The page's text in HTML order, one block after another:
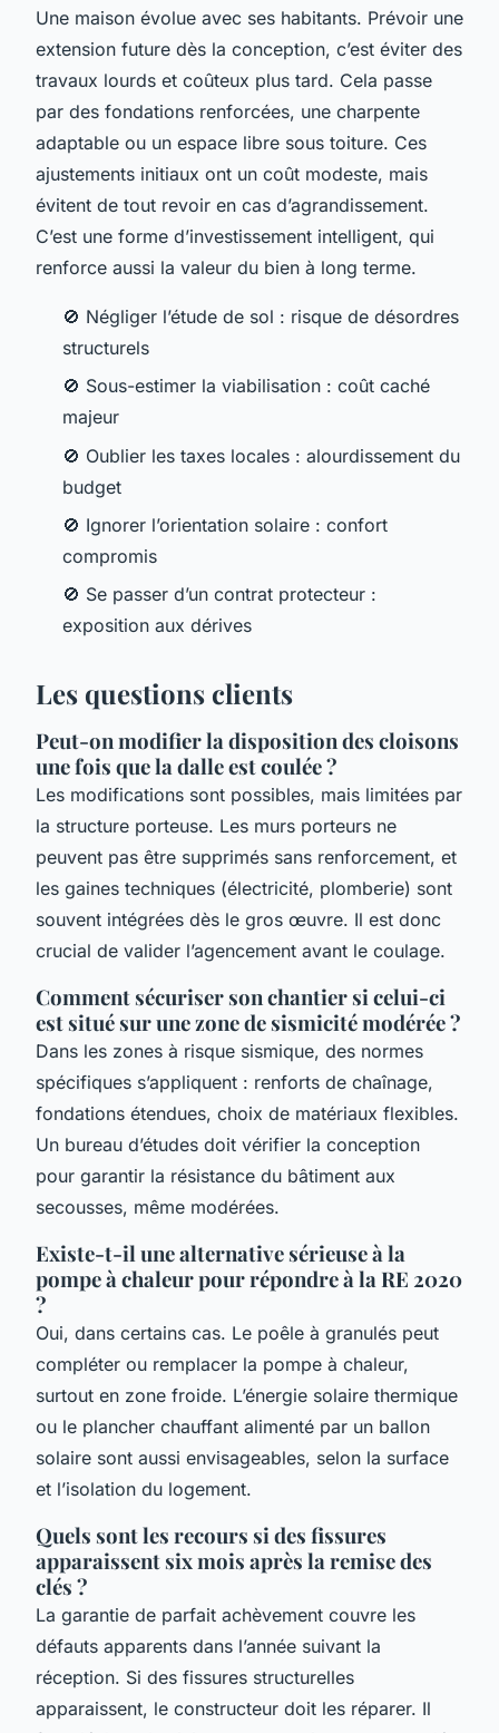
Une maison évolue avec ses habitants. Prévoir une
extension future dès la conception, c’est éviter des
travaux lourds et coûteux plus tard. Cela passe
par des fondations renforcées, une charpente
adaptable ou un espace libre sous toiture. Ces
ajustements initiaux ont un coût modeste, mais
évitent de tout revoir en cas d’agrandissement.
C’est une forme d’investissement intelligent, qui
renforce aussi la valeur du bien à long terme.
🚫 Négliger l’étude de sol : risque de désordres
structurels
🚫 Sous-estimer la viabilisation : coût caché
majeur
🚫 Oublier les taxes locales : alourdissement du
budget
🚫 Ignorer l’orientation solaire : confort
compromis
🚫 Se passer d’un contrat protecteur :
exposition aux dérives
Les questions clients
Peut-on modifier la disposition des cloisons
une fois que la dalle est coulée ?
Les modifications sont possibles, mais limitées par
la structure porteuse. Les murs porteurs ne
peuvent pas être supprimés sans renforcement, et
les gaines techniques (électricité, plomberie) sont
souvent intégrées dès le gros œuvre. Il est donc
crucial de valider l’agencement avant le coulage.
Comment sécuriser son chantier si celui-ci
est situé sur une zone de sismicité modérée ?
Dans les zones à risque sismique, des normes
spécifiques s’appliquent : renforts de chaînage,
fondations étendues, choix de matériaux flexibles.
Un bureau d’études doit vérifier la conception
pour garantir la résistance du bâtiment aux
secousses, même modérées.
Existe-t-il une alternative sérieuse à la
pompe à chaleur pour répondre à la RE 2020
?
Oui, dans certains cas. Le poêle à granulés peut
compléter ou remplacer la pompe à chaleur,
surtout en zone froide. L’énergie solaire thermique
ou le plancher chauffant alimenté par un ballon
solaire sont aussi envisageables, selon la surface
et l’isolation du logement.
Quels sont les recours si des fissures
apparaissent six mois après la remise des
clés ?
La garantie de parfait achèvement couvre les
défauts apparents dans l’année suivant la
réception. Si des fissures structurelles
apparaissent, le constructeur doit les réparer. Il